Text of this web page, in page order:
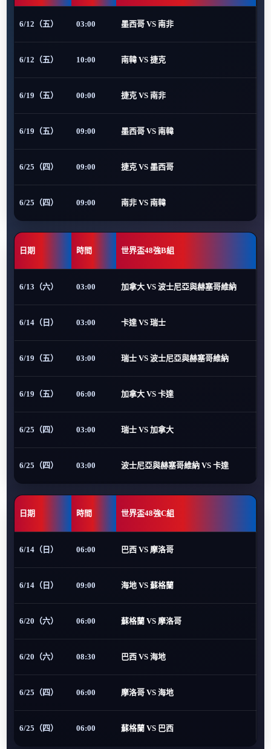
6/12（五） 03:00 墨西哥 VS 南非
6/12（五） 10:00 南韓 VS 捷克
6/19（五） 00:00 捷克 VS 南非
6/19（五） 09:00 墨西哥 VS 南韓
6/25（四） 09:00 捷克 VS 墨西哥
6/25（四） 09:00 南非 VS 南韓
日期 時間 世界盃48強B組
6/13（六） 03:00 加拿大 VS 波士尼亞與赫塞哥維納
6/14（日） 03:00 卡達 VS 瑞士
6/19（五） 03:00 瑞士 VS 波士尼亞與赫塞哥維納
6/19（五） 06:00 加拿大 VS 卡達
6/25（四） 03:00 瑞士 VS 加拿大
6/25（四） 03:00 波士尼亞與赫塞哥維納 VS 卡達
日期 時間 世界盃48強C組
6/14（日） 06:00 巴西 VS 摩洛哥
6/14（日） 09:00 海地 VS 蘇格蘭
6/20（六） 06:00 蘇格蘭 VS 摩洛哥
6/20（六） 08:30 巴西 VS 海地
6/25（四） 06:00 摩洛哥 VS 海地
6/25（四） 06:00 蘇格蘭 VS 巴西